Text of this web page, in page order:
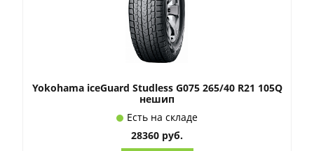
Yokohama iceGuard Studless G075 265/40 R21 105Q
нешип
Есть на складе
28360 руб.